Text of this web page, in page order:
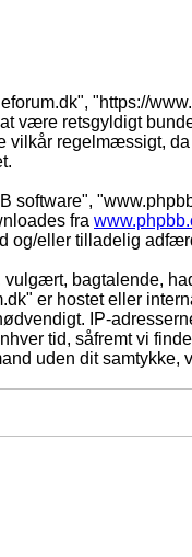
"https://
være retsgyldigt
regelmæssigt,
software",
fra
eller tilladelig
bagtalende,
er hostet eller
IP-
tid, såfremt vi
uden dit